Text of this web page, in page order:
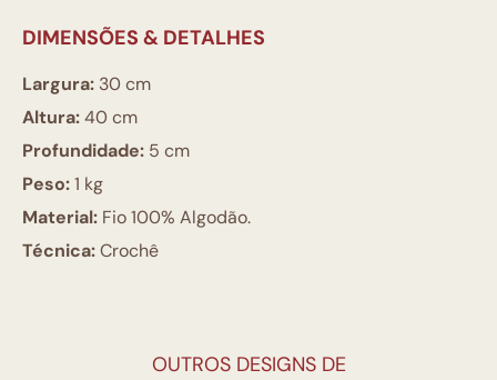
DIMENSÕES & DETALHES
Largura: 30 cm
Altura:40 cm
Profundidade: 5 cm
Peso:1 kg
Material: Fio 100% Algodão.
Técnica:Crochê
OUTROS DESIGNS DE